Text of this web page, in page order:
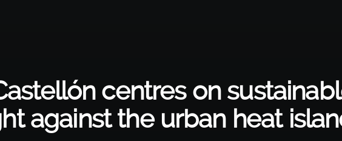
centres on
against the urban heat